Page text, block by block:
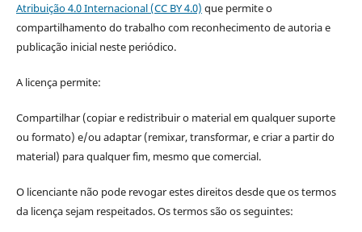
Atribuição 4.0 Internacional (CC BY 4.0) que permite o
compartilhamento do trabalho com reconhecimento de autoria e
publicação inicial neste periódico.
A licença permite:
Compartilhar (copiar e redistribuir o material em qualquer suporte
ou formato) e/ou adaptar (remixar, transformar, e criar a partir do
material) para qualquer fim, mesmo que comercial.
O licenciante não pode revogar estes direitos desde que os termos
da licença sejam respeitados. Os termos são os seguintes: